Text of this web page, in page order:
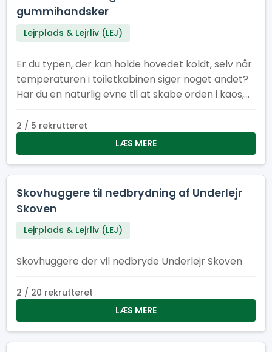
gummihandsker
Lejrplads & Lejrliv (LEJ)
Er du typen, der kan holde hovedet koldt, selv når
temperaturen i toiletkabinen siger noget andet?
Har du en naturlig evne til at skabe orden i kaos,
som en del af et team, der tager renlighed
alvorligt – men ikke sig selv? Så er det dig (og
måske dine kommende kolleger), vi leder efter. Vi
sanitetsstyrke – et hold, der får vores faciliteter til
at fremstå som små oaser af ro og renhed.
2 / 5 rekrutteret
LÆS MERE
Skovhuggere til nedbrydning af Underlejr
Skoven
Lejrplads & Lejrliv (LEJ)
Skovhuggere der vil nedbryde Underlejr Skoven
2 / 20 rekrutteret
LÆS MERE